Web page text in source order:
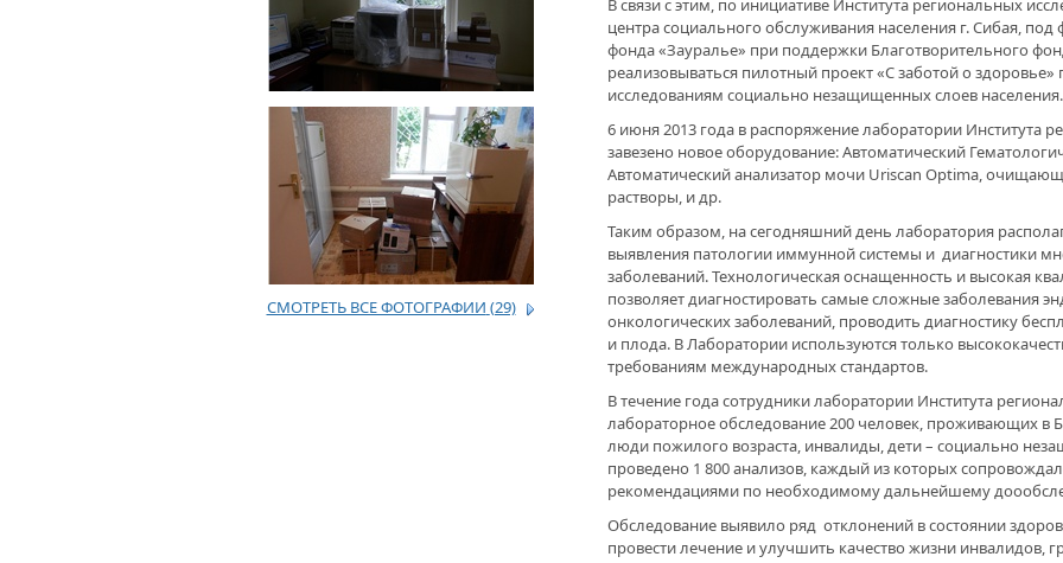
ПОЖАРОВ МЕНЬШЕ НЕ СТАНОВИТСЯ
ДРУЖБА НЕ СЛАБЕЕТ. СОСТОЯЛАСЬ
ВСТРЕЧА ДВУХ РУКОВОДИТЕЛЕЙ
В ДОМЕ СВОЕМ. ОБ УНИКАЛЬНОЙ
ЖИЛИЩНОЙ ПРОГРАММЕ
ВНОВЬ О КАРИМЕ ХАКИМОВЕ. ИМЯ
СОВЕТСКОГО ДИПЛОМАТА ОБЪЕДИНЯЕТ
ДВА ГОСУДАРСТВА
ДО ГЛУБИНЫ ДУШИ. ФИЛЬМЫ БУЛАТА
ЮСУПОВА ПОКАЗАЛИ В КАЗАХСТАНЕ
ЛЮБОЙ КОГДА-ТО ПОСТАРЕЕТ.
ИНТЕРВЬЮ С ГЛАВРЕДОМ ГАЗЕТЫ
«ВЕТЕРАН БАШКОРТОСТАНА»
МЕМОРИАЛ СОБРАЛ СОСЛУЖИВЦЕВ. УФА
СМОТРЕТЬ ВСЕ ФОТОГРАФИИ (29)
В связи с этим, по инициативе Института региональных
центра социального обслуживания населения г. Сибая,
фонда «Зауралье» при поддержки Благотворительного
реализовываться пилотный проект «С заботой о
исследованиям социально незащищенных слоев населения.
6 июня 2013 года в распоряжение лаборатории Института
завезено новое оборудование: Автоматический
Автоматический анализатор мочи Uriscan Optima,
растворы, и др.
Таким образом, на сегодняшний день лаборатория
выявления патологии иммунной системы и диагностики
заболеваний. Технологическая оснащенность и высокая
позволяет диагностировать самые сложные заболевания
онкологических заболеваний, проводить диагностику
и плода. В Лаборатории используются только
требованиям международных стандартов.
В течение года сотрудники лаборатории Института
лабораторное обследование 200 человек, проживающих в
люди пожилого возраста, инвалиды, дети – социально
проведено 1 800 анализов, каждый из которых
рекомендациями по необходимому дальнейшему
Обследование выявило ряд отклонений в состоянии
провести лечение и улучшить качество жизни инвалидов,